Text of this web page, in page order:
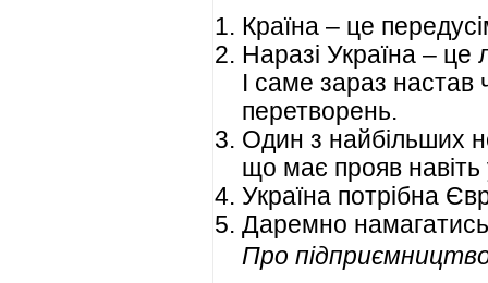
Країна – це
Наразі Україна – це
І саме зараз настав
перетворень.
Один з найбільших
що має прояв
Україна потрібна
Даремно намагатись
Про